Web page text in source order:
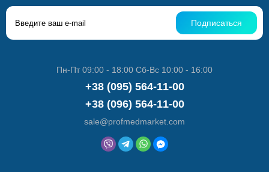
Подписаться
Пн-Пт 09:00 - 18:00 Сб-Вс 10:00 - 16:00
+38 (095) 564-11-00
+38 (096) 564-11-00
sale@profmedmarket.com